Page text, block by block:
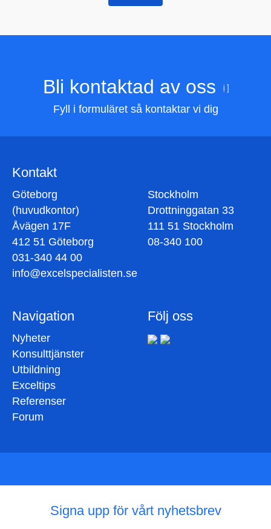
Bli kontaktad av oss
Fyll i formuläret så kontaktar vi dig
Kontakt
Göteborg
(huvudkontor)
Åvägen 17F
412 51 Göteborg
031-340 44 00
info@excelspecialisten.se
Stockholm
Drottninggatan 33
111 51 Stockholm
08-340 100
Navigation
Nyheter
Konsulttjänster
Utbildning
Exceltips
Referenser
Forum
Följ oss
Signa upp för vårt nyhetsbrev